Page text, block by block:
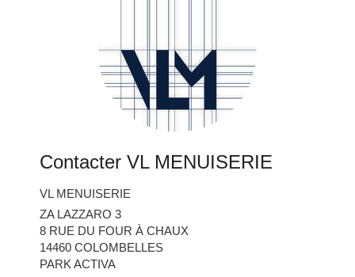
Contacter VL MENUISERIE
VL MENUISERIE
ZA LAZZARO 3
8 RUE DU FOUR À CHAUX
14460 COLOMBELLES
PARK ACTIVA